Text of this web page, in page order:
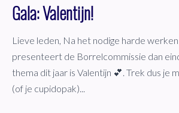
Gala: Valentijn!
Lieve leden, Na het nodige harde
presenteert de Borrelcommissie dan
thema dit jaar is Valentijn 💕. Trek dus je
(of je cupidopak)...